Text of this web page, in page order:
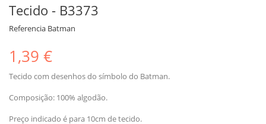
Tecido - B3373
Referencia Batman
1,39 €
Tecido com desenhos do símbolo do Batman.
Composição: 100% algodão.
Preço indicado é para 10cm de tecido.